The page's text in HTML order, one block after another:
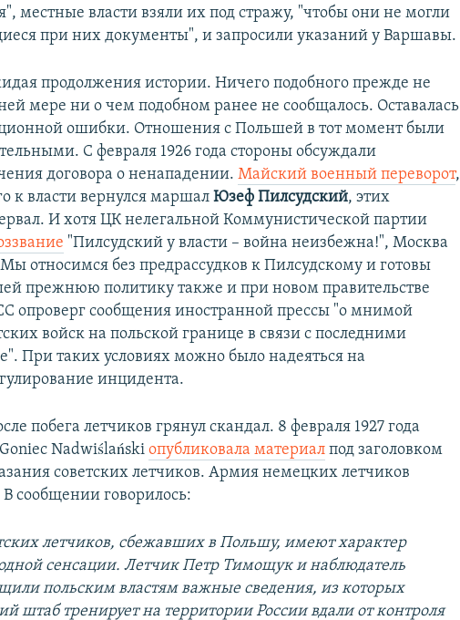
местные власти взяли их под стражу, "чтобы они не могли
при них документы", и запросили указаний у Варшавы.
продолжения истории. Ничего подобного прежде не
мере ни о чем подобном ранее не сообщалось. Оставалась
ошибки. Отношения с Польшей в тот момент были
С февраля 1926 года стороны обсуждали
договора о ненападении.Майский военный переворот,
к власти вернулся маршалЮзеф Пилсудский, этих
И хотя ЦК нелегальной Коммунистической партии
"Пилсудский у власти – война неизбежна!", Москва
относимся без предрассудков к Пилсудскому и готовы
прежнюю политику также и при новом правительстве
опроверг сообщения иностранной прессы "о мнимой
войск на польской границе в связи с последними
При таких условиях можно было надеяться на
инцидента.
побега летчиков грянул скандал. 8 февраля 1927 года
Nadwiślańskiопубликовала материал под заголовком
советских летчиков. Армия немецких летчиков
В сообщении говорилось:
летчиков, сбежавших в Польшу, имеют характер
сенсации. Летчик Петр Тимощук и наблюдатель
польским властям важные сведения, из которых
штаб тренирует на территории России вдали от контроля